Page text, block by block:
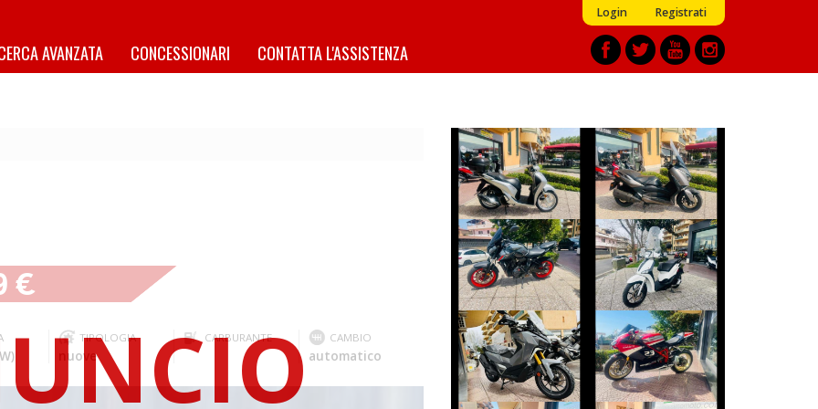
Login Registrati
AVANZATA CONCESSIONARI CONTATTA L'ASSISTENZA
€
TIPOLOGIA
nuove
CARBURANTE CAMBIO
automatico
HONDA SH
€ 2.590 €
YAMAHA XMAX
€ 3.290 €
YAMAHA MT-07
€ 5.990 €
PIAGGIO LIBERTY
€ 2.350 €
SYM ADX-400
€ 6.990 €
DUCATI 1098
€ 10.490 €